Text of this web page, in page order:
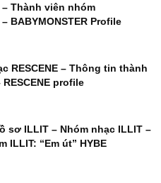
– Thành viên nhóm
– BABYMONSTER Profile
RESCENE – Thông tin thành
RESCENE profile
sơ ILLIT – Nhóm nhạc ILLIT –
ILLIT: “Em út” HYBE